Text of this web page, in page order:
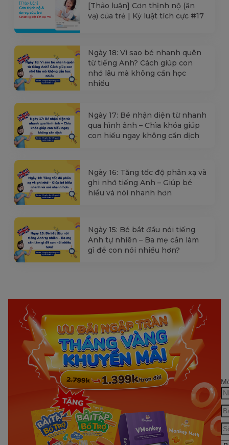
[Thảo luận] Cơn thịnh nộ (ăn
vạ) của trẻ | Kỷ luật tích cực #17
Ngày 18: Vì sao bé nhanh quên
từ tiếng Anh? Cách giúp con
nhớ lâu mà không cần học
nhiều
Ngày 17: Bé nhận diện từ nhanh
qua hình ảnh – Chìa khóa giúp
con hiểu ngay không cần dịch
Ngày 16: Tăng tốc độ phản xạ và
ghi nhớ tiếng Anh – Giúp bé
hiểu và nói nhanh hơn
Ngày 15: Bé bắt đầu nói tiếng
Anh tự nhiên – Ba mẹ cần làm
gì để con nói nhiều hơn?